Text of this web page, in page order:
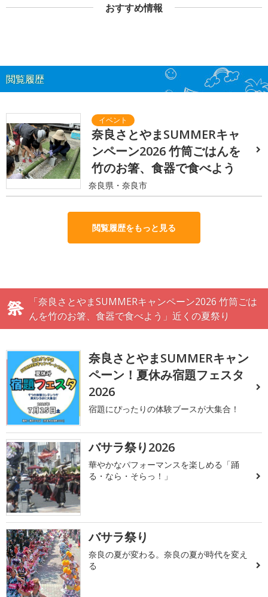
おすすめ情報
閲覧履歴
奈良さとやまSUMMERキャ
ンペーン2026 竹筒ごはんを
竹のお箸、食器で食べよう
奈良県・奈良市
閲覧履歴をもっと見る
「奈良さとやまSUMMERキャンペーン2026 竹筒ごは
んを竹のお箸、食器で食べよう」近くの夏祭り
奈良さとやまSUMMERキャン
ペーン！夏休み宿題フェスタ
2026
宿題にぴったりの体験ブースが大集合！
バサラ祭り2026
華やかなパフォーマンスを楽しめる「踊
る・なら・そらっ！」
バサラ祭り
奈良の夏が変わる。奈良の夏が時代を変え
る